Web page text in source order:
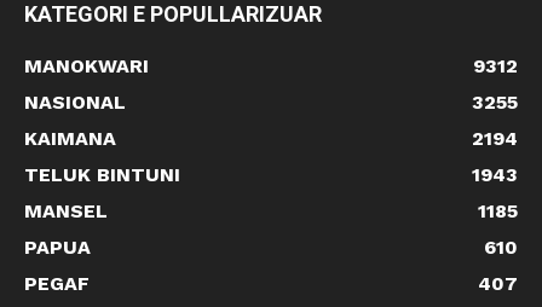
KATEGORI E POPULLARIZUAR
MANOKWARI
9312
NASIONAL
3255
KAIMANA
2194
TELUK BINTUNI
1943
MANSEL
1185
PAPUA
610
PEGAF
407